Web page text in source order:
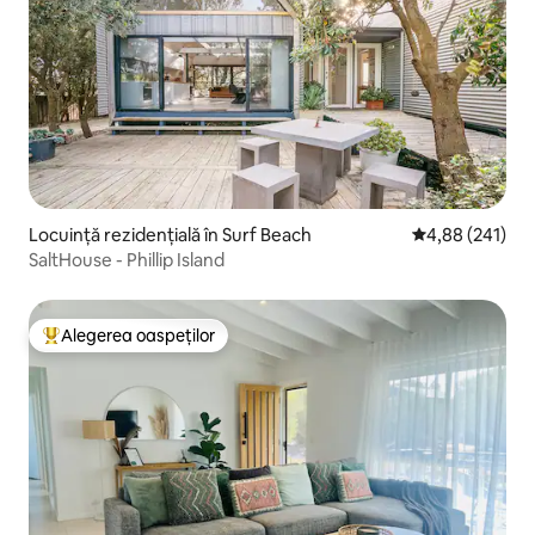
Locuință rezidențială în Surf Beach Scor mediu de
4,88 (241)
SaltHouse - Phillip Island
Locuință din topul categoriei Alegerea oaspeților
Alegerea oaspeților